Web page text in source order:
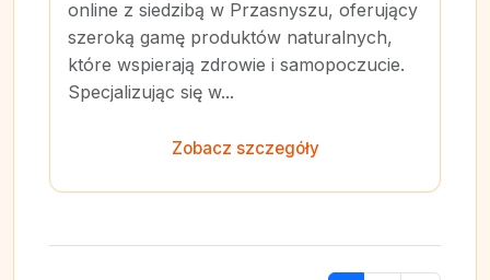
online z siedzibą w Przasnyszu, oferujący
szeroką gamę produktów naturalnych,
które wspierają zdrowie i samopoczucie.
Specjalizując się w...
Zobacz szczegóły